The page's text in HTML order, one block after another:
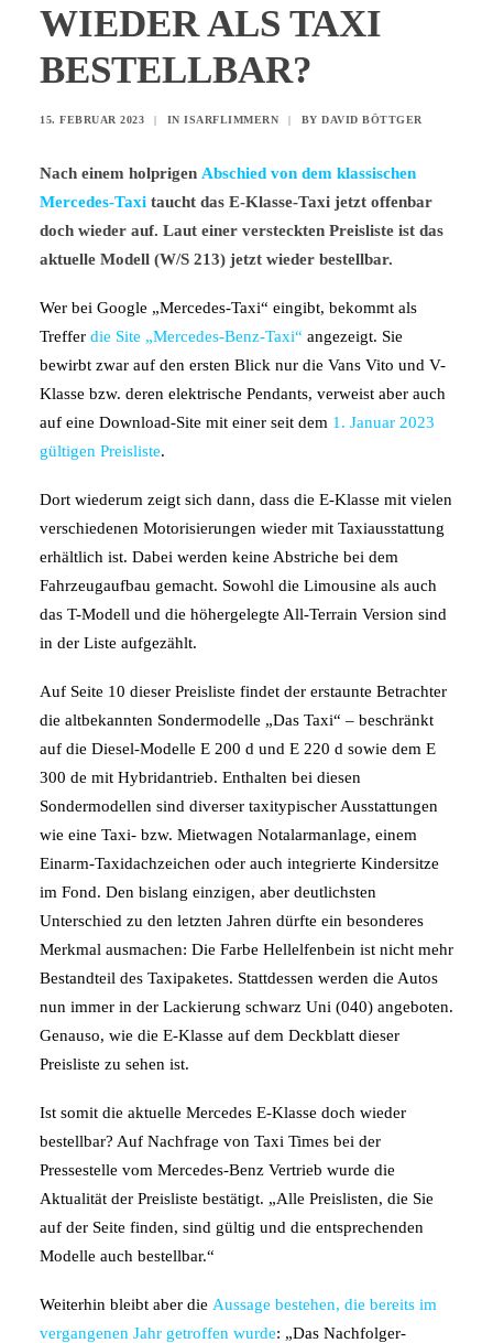
WIEDER ALS TAXI
BESTELLBAR?
15. FEBRUAR 2023 | IN ISARFLIMMERN | BY DAVID BÖTTGER
Nach einem holprigen Abschied von dem klassischen
Mercedes-Taxi taucht das E-Klasse-Taxi jetzt offenbar
doch wieder auf. Laut einer versteckten Preisliste ist das
aktuelle Modell (W/S 213) jetzt wieder bestellbar.
Wer bei Google „Mercedes-Taxi“ eingibt, bekommt als
Treffer die Site „Mercedes-Benz-Taxi“ angezeigt. Sie
bewirbt zwar auf den ersten Blick nur die Vans Vito und V-
Klasse bzw. deren elektrische Pendants, verweist aber auch
auf eine Download-Site mit einer seit dem 1. Januar 2023
gültigen Preisliste.
Dort wiederum zeigt sich dann, dass die E-Klasse mit vielen
verschiedenen Motorisierungen wieder mit Taxiausstattung
erhältlich ist. Dabei werden keine Abstriche bei dem
Fahrzeugaufbau gemacht. Sowohl die Limousine als auch
das T-Modell und die höhergelegte All-Terrain Version sind
in der Liste aufgezählt.
Auf Seite 10 dieser Preisliste findet der erstaunte Betrachter
die altbekannten Sondermodelle „Das Taxi“ – beschränkt
auf die Diesel-Modelle E 200 d und E 220 d sowie dem E
300 de mit Hybridantrieb. Enthalten bei diesen
Sondermodellen sind diverser taxitypischer Ausstattungen
wie eine Taxi- bzw. Mietwagen Notalarmanlage, einem
Einarm-Taxidachzeichen oder auch integrierte Kindersitze
im Fond. Den bislang einzigen, aber deutlichsten
Unterschied zu den letzten Jahren dürfte ein besonderes
Merkmal ausmachen: Die Farbe Hellelfenbein ist nicht mehr
Bestandteil des Taxipaketes. Stattdessen werden die Autos
nun immer in der Lackierung schwarz Uni (040) angeboten.
Genauso, wie die E-Klasse auf dem Deckblatt dieser
Preisliste zu sehen ist.
Ist somit die aktuelle Mercedes E-Klasse doch wieder
bestellbar? Auf Nachfrage von Taxi Times bei der
Pressestelle vom Mercedes-Benz Vertrieb wurde die
Aktualität der Preisliste bestätigt. „Alle Preislisten, die Sie
auf der Seite finden, sind gültig und die entsprechenden
Modelle auch bestellbar.“
Weiterhin bleibt aber die Aussage bestehen, die bereits im
vergangenen Jahr getroffen wurde: „Das Nachfolger-